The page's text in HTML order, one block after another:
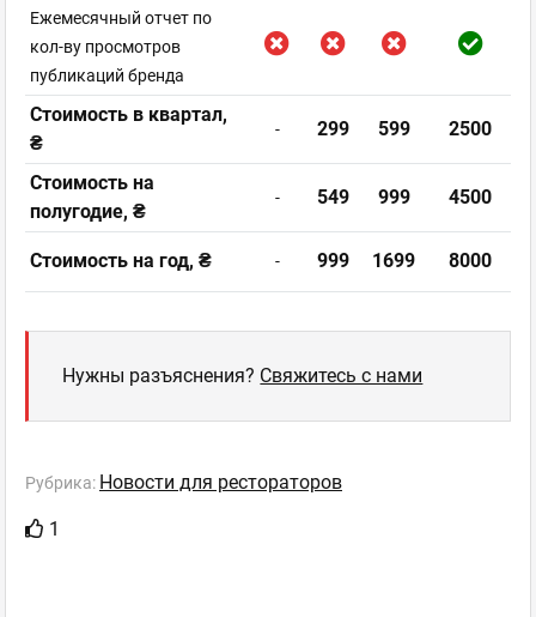
Ежемесячный отчет по
кол-ву просмотров
публикаций бренда
Стоимость в квартал,
₴
- 299 599 2500
Стоимость на
полугодие, ₴
- 549 999 4500
Стоимость на год, ₴ - 999 1699 8000
Нужны разъяснения? Свяжитесь с нами
Рубрика: Новости для рестораторов
1